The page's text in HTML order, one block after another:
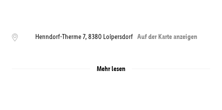
Henndorf-Therme 7,8380 Loipersdorf Auf der Karte anzeigen
Mehr lesen